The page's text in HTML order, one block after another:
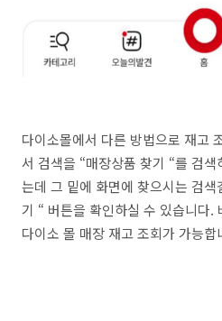
다이소몰에서 다른 방법으로 재고
서 검색을 “매장상품 찾기 “를 검
는데 그 밑에 화면에 찾으시는 검
기 “ 버튼을 확인하실 수 있습니다.
다이소 몰 매장 재고 조회가 가능합